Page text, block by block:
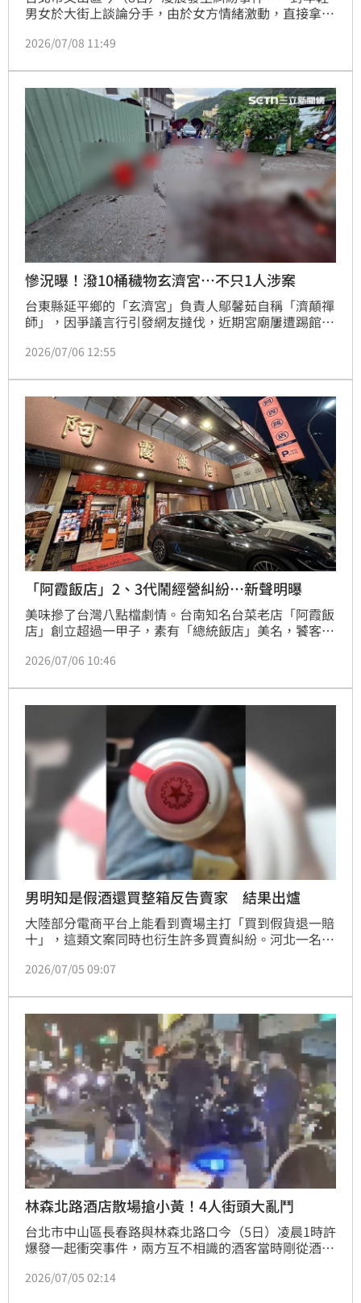
男女於大街上談論分手，由於女方情緒激動，直接拿起
傷，場面一度火爆。警方獲報到場後，兩人已無爭執情
全案依違反社會秩序維護法偵辦。
2026/07/08 11:49
慘況曝！潑10桶穢物玄濟宮…不只1人涉案
台東縣延平鄉的「玄濟宮」負責人鄔馨茹自稱「濟顛禪
師」，因爭議言行引發網友撻伐，近期宮廟屢遭踢館，
潑灑穢物；關於此案，警方逮到一名來自屏東的涉案男
議言論，所衍生的糾紛，不排除有其他共犯涉案，警方
仍持續擴大追查，釐清犯罪動機。
2026/07/06 12:55
「阿霞飯店」2、3代鬧經營糾紛…新聲明曝
美味摻了台灣八點檔劇情。台南知名台菜老店「阿霞飯
店」創立超過一甲子，素有「總統飯店」美名，饕客絡
實體餐廳；不過二代認為，三代透過網路行銷、販售商
法院。如今事件出現反轉，發出「協議分業經營」的共
同聲明，強調各自努力、各自精彩，彼此互不干涉、相
互尊重，共同守護「阿霞飯店」這塊金字招牌。
2026/07/06 10:46
男明知是假酒還買整箱反告賣家 結果出爐
大陸部分電商平台上能看到賣場主打「買到假貨退一賠
十」，這類文案同時也衍生許多買賣糾紛。河北一名劉
仿」，仍執意花費6000元（約新台幣27000元）購買一
近日法院做出裁決，認定劉男屬於「知假買假」的牟利
行為，因此僅酌情以2瓶貨款為基數支持十倍賠償，一
審判決賣家須退還6000元（約新台幣27000元）貨款並
賠
2026/07/05 09:07
林森北路酒店散場搶小黃！4人街頭大亂鬥
台北市中山區長春路與林森北路口今（5日）凌晨1時許
爆發一起衝突事件，兩方互不相識的酒客當時剛從酒店
其中，有一名醉醺醺的男子，竟當場爆粗口並動手拉
2026/07/05 02:14